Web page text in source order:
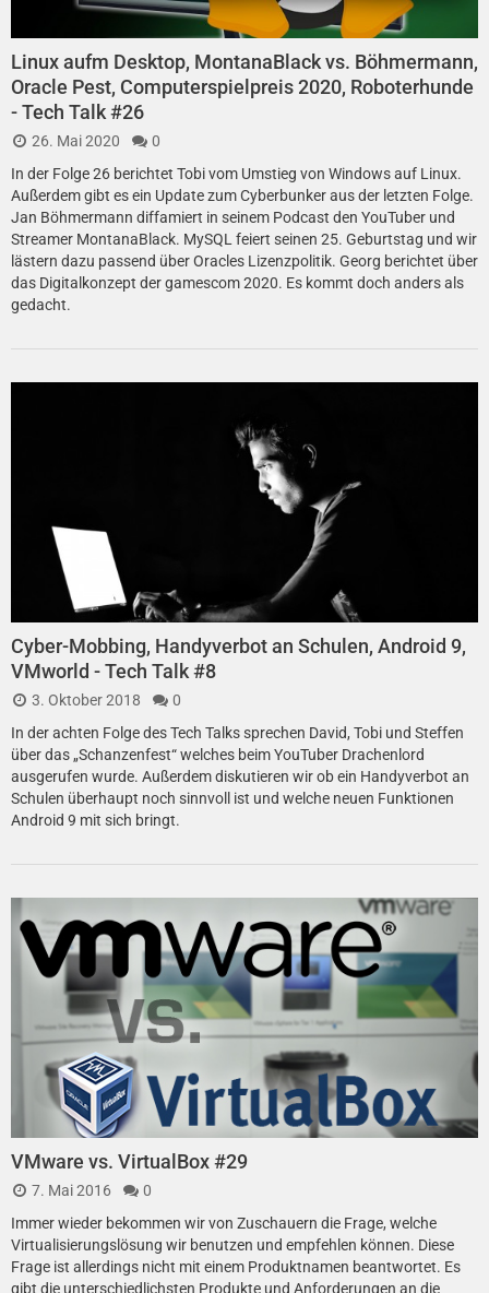
Linux aufm Desktop, MontanaBlack vs. Böhmermann,
Oracle Pest, Computerspielpreis 2020, Roboterhunde
- Tech Talk #26
26. Mai 2020
0
In der Folge 26 berichtet Tobi vom Umstieg von Windows auf Linux.
Außerdem gibt es ein Update zum Cyberbunker aus der letzten Folge.
Jan Böhmermann dif­fa­mie­rt in seinem Podcast den YouTuber und
Streamer MontanaBlack. MySQL feiert seinen 25. Geburtstag und wir
lästern dazu passend über Oracles Lizenzpolitik. Georg berichtet über
das Digitalkonzept der gamescom 2020. Es kommt doch anders als
gedacht.
Cyber-Mobbing, Handyverbot an Schulen, Android 9,
VMworld - Tech Talk #8
3. Oktober 2018
0
In der achten Folge des Tech Talks sprechen David, Tobi und Steffen
über das „Schanzenfest“ welches beim YouTuber Drachenlord
ausgerufen wurde. Außerdem diskutieren wir ob ein Handyverbot an
Schulen überhaupt noch sinnvoll ist und welche neuen Funktionen
Android 9 mit sich bringt.
VMware vs. VirtualBox #29
7. Mai 2016
0
Immer wieder bekommen wir von Zuschauern die Frage, welche
Virtualisierungslösung wir benutzen und empfehlen können. Diese
Frage ist allerdings nicht mit einem Produktnamen beantwortet. Es
gibt die unterschiedlichsten Produkte und Anforderungen an die